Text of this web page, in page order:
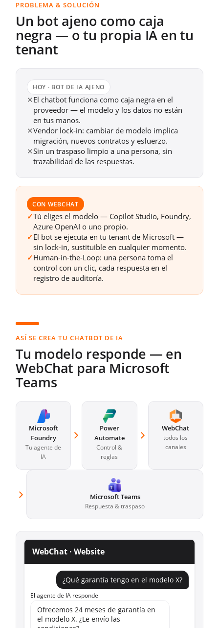
PROBLEMA & SOLUCIÓN
Un bot ajeno como caja
negra — o tu propia IA en tu
tenant
HOY · BOT DE IA AJENO
✕El chatbot funciona como caja negra en el
proveedor — el modelo y los datos no están
en tus manos.
✕Vendor lock-in: cambiar de modelo implica
migración, nuevos contratos y esfuerzo.
✕Sin un traspaso limpio a una persona, sin
trazabilidad de las respuestas.
CON WEBCHAT
✓Tú eliges el modelo — Copilot Studio, Foundry,
Azure OpenAI o uno propio.
✓El bot se ejecuta en tu tenant de Microsoft —
sin lock-in, sustituible en cualquier momento.
✓Human-in-the-Loop: una persona toma el
control con un clic, cada respuesta en el
registro de auditoría.
ASÍ SE CREA TU CHATBOT DE IA
Tu modelo responde — en
WebChat para Microsoft
Teams
Microsoft
Foundry
Tu agente de
IA
Power
Automate
Control &
reglas
WebChat
todos los
canales
Microsoft Teams
Respuesta & traspaso
WebChat · Website
¿Qué garantía tengo en el modelo X?
El agente de IA responde
Ofrecemos 24 meses de garantía en
el modelo X. ¿Le envío las